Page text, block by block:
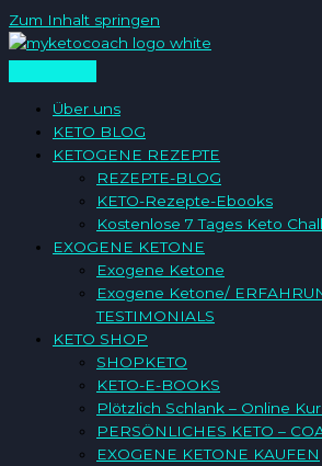
Zum Inhalt springen
Über uns
KETO BLOG
KETOGENE REZEPTE
REZEPTE-BLOG
KETO-Rezepte-Ebooks
Kostenlose 7 Tages Keto
EXOGENE KETONE
Exogene Ketone
Exogene Ketone/
TESTIMONIALS
KETO SHOP
SHOPKETO
KETO-E-BOOKS
Plötzlich Schlank – Online
PERSÖNLICHES KETO –
EXOGENE KETONE KAUFEN